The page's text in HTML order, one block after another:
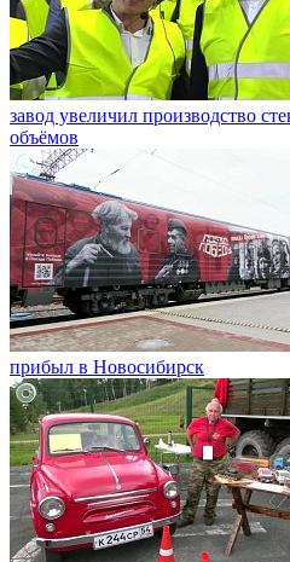
завод увеличил производство
объёмов
прибыл в Новосибирск